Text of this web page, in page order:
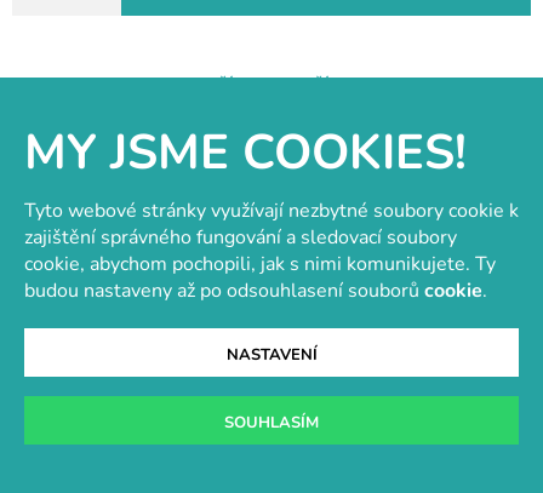
MY JSME COOKIES!
Tyto webové stránky využívají nezbytné soubory cookie k
zajištění správného fungování a sledovací soubory
cookie, abychom pochopili, jak s nimi komunikujete. Ty
budou nastaveny až po odsouhlasení souborů cookie.
NASTAVENÍ
SOUHLASÍM
O
v
l
á
d
a
c
í
p
r
v
t
r
n
k
o
v
n
í
1 2
NAHORU
e-vytvarka.cz
Váš kreativní ráj s širokým sortimentem výtvarných a
hobby potřeb.